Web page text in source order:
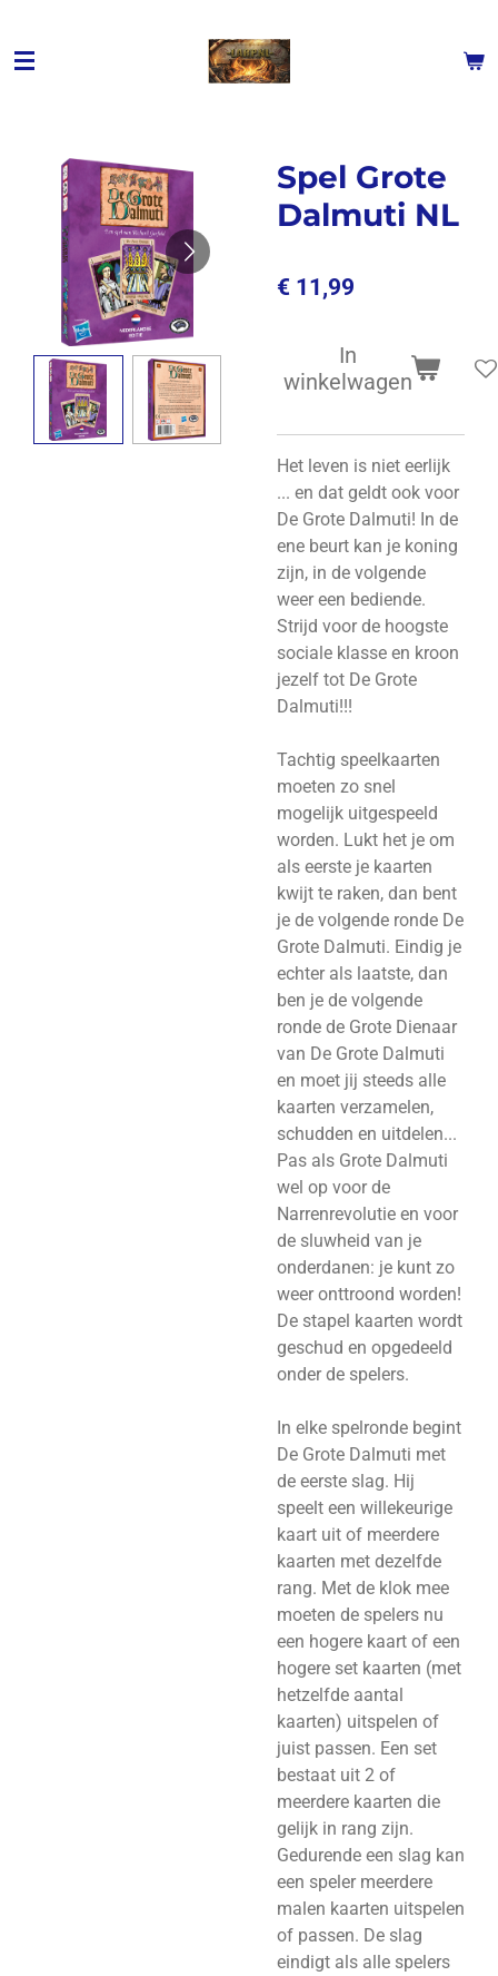
direct
naar
Spel Grote
Dalmuti NL
€ 11,99
In
winkelwagen
Het leven is niet eerlijk
... en dat geldt ook voor
De Grote Dalmuti! In de
ene beurt kan je koning
zijn, in de volgende
weer een bediende.
Strijd voor de hoogste
sociale klasse en kroon
jezelf tot De Grote
Dalmuti!!!
Tachtig speelkaarten
moeten zo snel
mogelijk uitgespeeld
worden. Lukt het je om
als eerste je kaarten
kwijt te raken, dan bent
je de volgende ronde De
Grote Dalmuti. Eindig je
echter als laatste, dan
ben je de volgende
ronde de Grote Dienaar
van De Grote Dalmuti
en moet jij steeds alle
kaarten verzamelen,
schudden en uitdelen...
Pas als Grote Dalmuti
wel op voor de
Narrenrevolutie en voor
de sluwheid van je
onderdanen: je kunt zo
weer onttroond worden!
De stapel kaarten wordt
geschud en opgedeeld
onder de spelers.
In elke spelronde begint
De Grote Dalmuti met
de eerste slag. Hij
speelt een willekeurige
kaart uit of meerdere
kaarten met dezelfde
rang. Met de klok mee
moeten de spelers nu
een hogere kaart of een
hogere set kaarten (met
hetzelfde aantal
kaarten) uitspelen of
juist passen. Een set
bestaat uit 2 of
meerdere kaarten die
gelijk in rang zijn.
Gedurende een slag kan
een speler meerdere
malen kaarten uitspelen
of passen. De slag
eindigt als alle spelers